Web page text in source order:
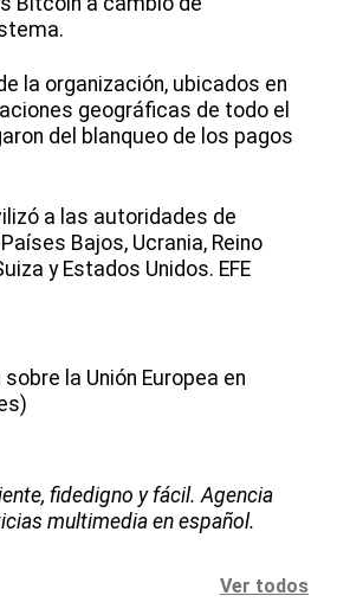
la organización, ubicados en
geográficas de todo el
del blanqueo de los pagos
a las autoridades de
Bajos, Ucrania, Reino
y Estados Unidos. EFE
la Unión Europea en
fidedigno y fácil. Agencia
multimedia en español.
Ver todos